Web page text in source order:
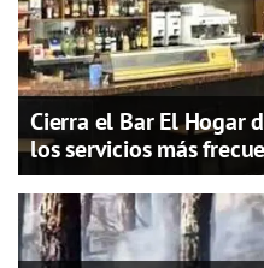
Cierra el Bar El Hogar
los servicios más